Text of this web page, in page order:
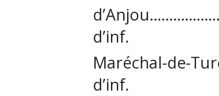
d’inf.
Maréchal-
d’inf.